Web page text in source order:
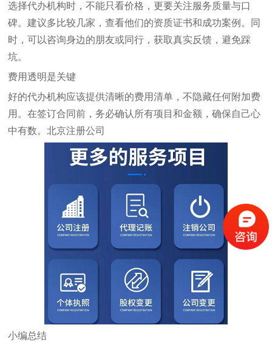
选择代办机构时，不能只看价格，更要关注服务质量与口
碑。建议多比较几家，查看他们的资质证书和成功案例。同
时，可以咨询身边的朋友或同行，获取真实反馈，避免踩
坑。
费用透明是关键
好的代办机构应该提供清晰的费用清单，不隐藏任何附加费
用。在签订合同前，务必确认所有项目和金额，确保自己心
中有数。北京注册公司
小编总结